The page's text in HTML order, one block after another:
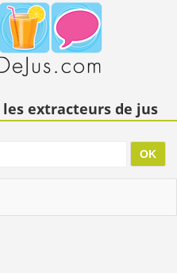
extracteurs de jus